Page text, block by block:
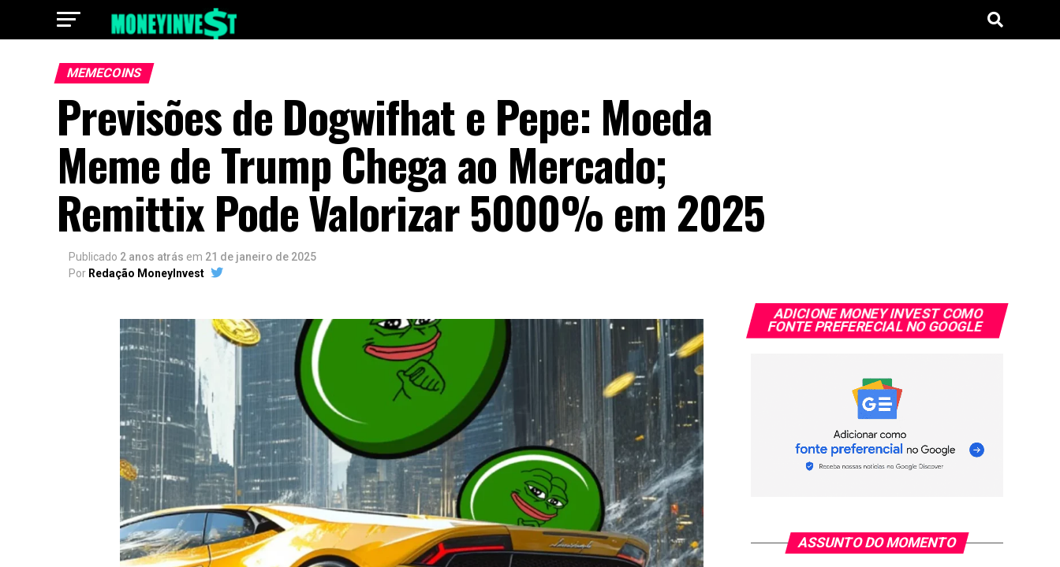
MEMECOINS
Previsões de Dogwifhat e Pepe: Moeda
Meme de Trump Chega ao Mercado;
Remittix Pode Valorizar 5000% em 2025
Publicado 2 anos atrás em 21 de janeiro de 2025
Por Redação MoneyInvest
ADICIONE MONEY INVEST COMO
FONTE PREFERECIAL NO GOOGLE
ASSUNTO DO MOMENTO